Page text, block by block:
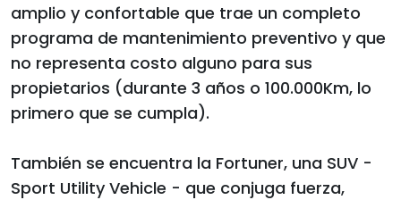
amplio y confortable que trae un completo
programa de mantenimiento preventivo y que
no representa costo alguno para sus
propietarios (durante 3 años o 100.000Km, lo
primero que se cumpla).
También se encuentra la Fortuner, una SUV -
Sport Utility Vehicle - que conjuga fuerza,